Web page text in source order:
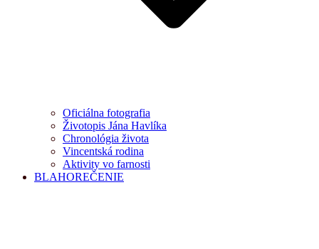
Oficiálna fotografia
Životopis Jána Havlíka
Chronológia života
Vincentská rodina
Aktivity vo farnosti
BLAHOREČENIE